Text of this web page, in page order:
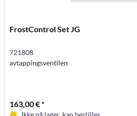
FrostControl Set JG
721808
avtappingsventilen
163,00 € *
Ikke på lager, kan bestilles